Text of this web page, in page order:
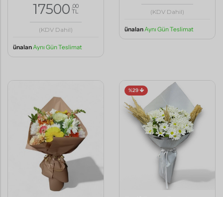
17500 ,00
TL
(KDV Dahil)
ünalanAynı Gün Teslimat
(KDV Dahil)
ünalan Aynı Gün Teslimat
%29